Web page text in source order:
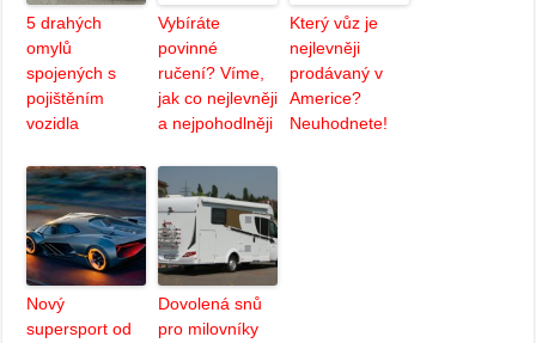
5 drahých
omylů
spojených s
pojištěním
vozidla
Vybíráte
povinné
ručení? Víme,
jak co nejlevněji
a nejpohodlněji
Který vůz je
nejlevněji
prodávaný v
Americe?
Neuhodnete!
Nový
supersport od
Dovolená snů
pro milovníky